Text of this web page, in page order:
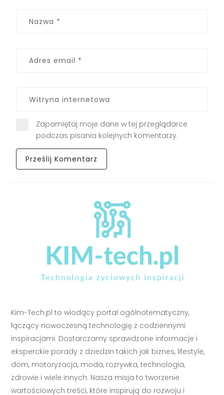
Zapamiętaj moje dane w tej przeglądarce
podczas pisania kolejnych komentarzy.
Kim-Tech.pl to wiodący portal ogólnotematyczny,
łączący nowoczesną technologię z codziennymi
inspiracjami. Dostarczamy sprawdzone informacje i
eksperckie porady z dziedzin takich jak biznes, lifestyle,
dom, motoryzacja, moda, rozrywka, technologia,
zdrowie i wiele innych. Nasza misja to tworzenie
wartościowych treści, które inspirują do rozwoju i